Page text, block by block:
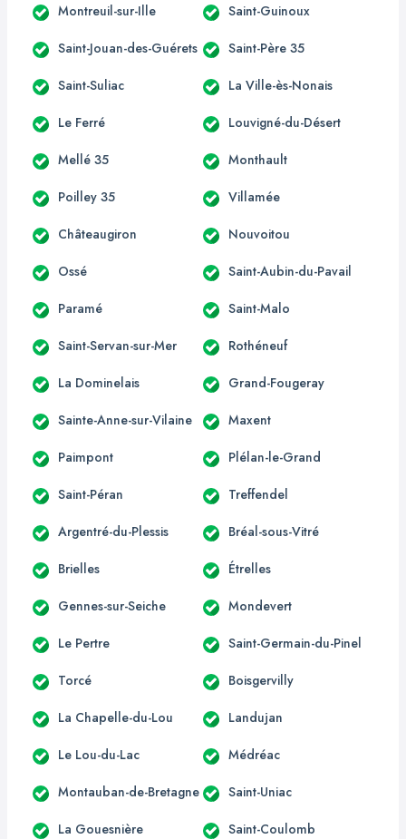
Montreuil-sur-Ille Saint-Guinoux
Saint-Jouan-des-Guérets Saint-Père 35
Saint-Suliac La Ville-ès-Nonais
Le Ferré Louvigné-du-Désert
Mellé 35 Monthault
Poilley 35 Villamée
Châteaugiron Nouvoitou
Ossé Saint-Aubin-du-Pavail
Paramé Saint-Malo
Saint-Servan-sur-Mer Rothéneuf
La Dominelais Grand-Fougeray
Sainte-Anne-sur-Vilaine Maxent
Paimpont Plélan-le-Grand
Saint-Péran Treffendel
Argentré-du-Plessis Bréal-sous-Vitré
Brielles Étrelles
Gennes-sur-Seiche Mondevert
Le Pertre Saint-Germain-du-Pinel
Torcé Boisgervilly
La Chapelle-du-Lou Landujan
Le Lou-du-Lac Médréac
Montauban-de-Bretagne Saint-Uniac
La Gouesnière Saint-Coulomb